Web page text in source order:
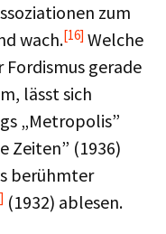
zum
wach.[16] Welche
gerade
lässt sich
„Metropolis”
Zeiten” (1936)
berühmter
(1932) ablesen.